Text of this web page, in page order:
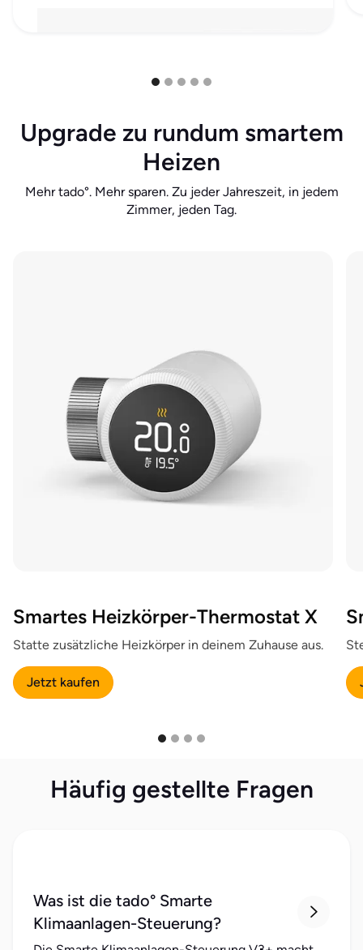
Upgrade zu rundum smartem
Heizen
Mehr tado°. Mehr sparen. Zu jeder Jahreszeit, in jedem
Zimmer, jeden Tag.
Smartes Heizkörper-Thermostat X
Statte zusätzliche Heizkörper in deinem Zuhause aus.
Jetzt kaufen
Häufig gestellte Fragen
Was ist die tado° Smarte
Klimaanlagen-Steuerung?
